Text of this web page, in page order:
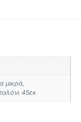
μικρά,
45εκ